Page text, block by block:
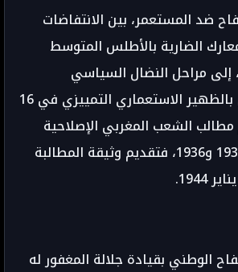
ضد المستعمر، بين الانتفاضات
الضارية بالأطلس المتوسط
إلى مراحل النضال السياسي
كمناهضة ما سمي بالظهير الاستعماري التمييزي في 16
مطالب الشعب المغربي الإصلاحية
والمستعجلة في 1934 و1936، فتقديم وثيقة المطالبة
الوطني بقيادة جلالة المغفور له